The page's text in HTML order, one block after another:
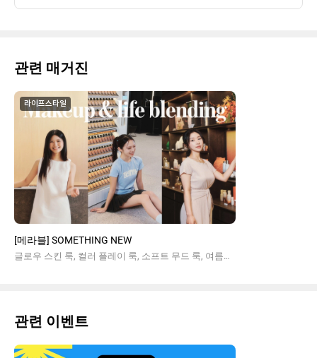
관련 매거진
라이프스타일
[메라블] SOMETHING NEW
글로우 스킨 룩, 컬러 플레이 룩, 소프트 무드 룩, 여름메이크업
관련 이벤트